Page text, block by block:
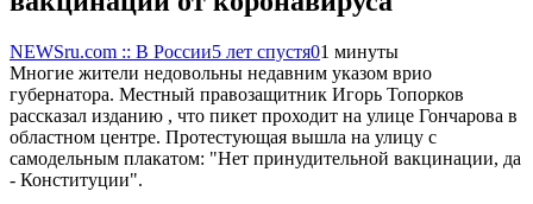
NEWSru.com :: В России5 лет спустя01 минуты
Многие жители недовольны недавним указом врио
губернатора. Местный правозащитник Игорь Топорков
рассказал изданию , что пикет проходит на улице Гончарова в
областном центре. Протестующая вышла на улицу с
самодельным плакатом: "Нет принудительной вакцинации, да
- Конституции".